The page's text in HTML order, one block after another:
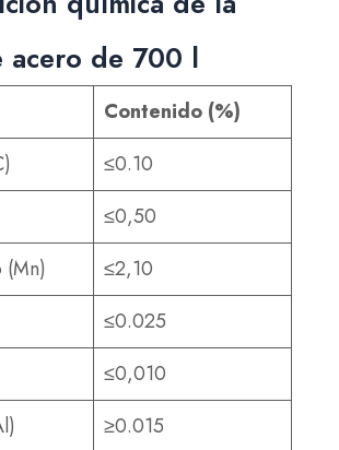
acero de 700 l
Contenido (%)
≤0.10
≤0,50
(Mn)
≤2,10
≤0.025
≤0,010
≥0.015